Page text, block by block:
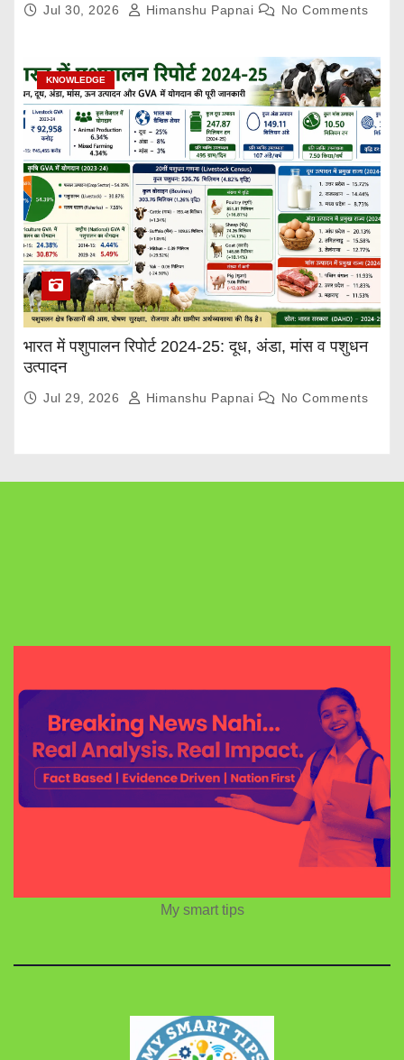
Jul 30, 2026 Himanshu Papnai No Comments
KNOWLEDGE
भारत में पशुपालन रिपोर्ट 2024-25: दूध, अंडा, मांस व पशुधन
उत्पादन
Jul 29, 2026 Himanshu Papnai No Comments
My smart tips